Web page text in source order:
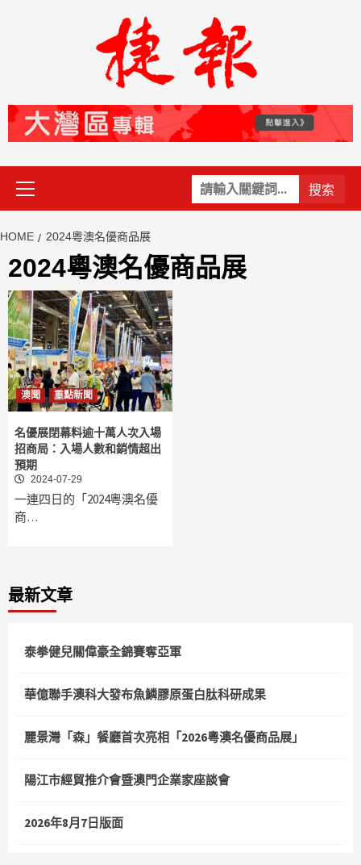
關
鍵
Primary
Menu
HOME 2024粵澳名優商品展
2024粵澳名優商品展
澳聞 重點新聞
名優展閉幕料逾十萬人次入場
招商局：入場人數和銷情超出
預期
2024-07-29
一連四日的「2024粵澳名優
商…
最新文章
泰拳健兒關偉豪全錦賽奪亞軍
華億聯手澳科大發布魚鱗膠原蛋白肽科研成果
麗景灣「森」餐廳首次亮相「2026粵澳名優商品展」
陽江市經貿推介會暨澳門企業家座談會
2026年8月7日版面